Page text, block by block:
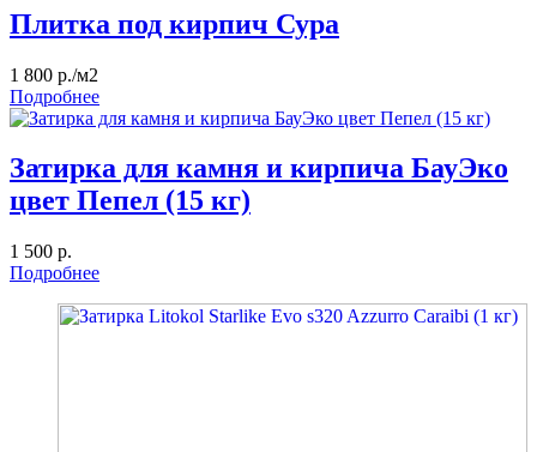
Плитка под кирпич Сура
1 800 р./м2
Подробнее
Затирка для камня и кирпича БауЭко
цвет Пепел (15 кг)
1 500 р.
Подробнее